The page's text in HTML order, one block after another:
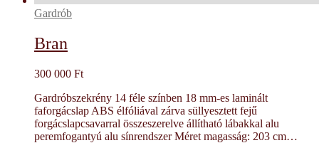
Gardrób
Bran
300 000 Ft
Gardróbszekrény 14 féle színben 18 mm-es laminált
faforgácslap ABS élfóliával zárva süllyesztett fejű
forgácslapcsavarral összeszerelve állítható lábakkal alu
peremfogantyú alu sínrendszer Méret magasság: 203 cm…